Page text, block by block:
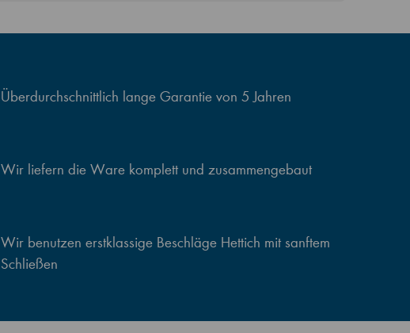
Überdurchschnittlich lange Garantie von 5 Jahren
Wir liefern die Ware komplett und zusammengebaut
Wir benutzen erstklassige Beschläge Hettich mit sanftem
Schließen